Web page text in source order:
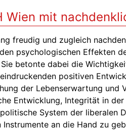
mit
freudig und zugleich
psychologischen Effekten
betonte dabei die
positiven
der Lebenserwartung
Entwicklung, Integrität in
System der liberalen
an die Hand zu